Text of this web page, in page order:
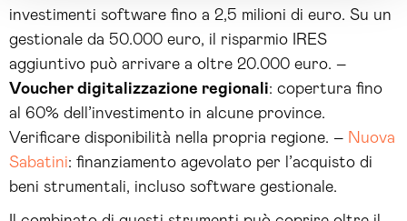
investimenti software fino a 2,5 milioni di euro. Su un
gestionale da 50.000 euro, il risparmio IRES
aggiuntivo può arrivare a oltre 20.000 euro. –
Voucher digitalizzazione regionali: copertura fino
al 60% dell’investimento in alcune province.
Verificare disponibilità nella propria regione. – Nuova
Sabatini: finanziamento agevolato per l’acquisto di
beni strumentali, incluso software gestionale.